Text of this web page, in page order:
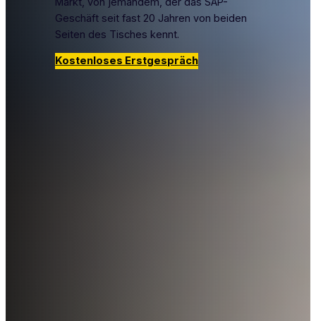
Geschäft seit fast 20 Jahren von beiden
Seiten des Tisches kennt.
Kostenloses Erstgespräch